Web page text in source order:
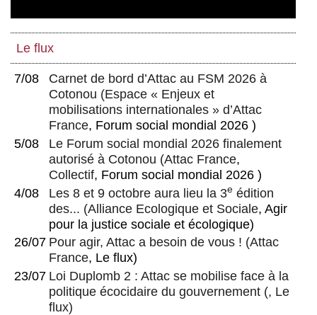
Le flux
7/08
Carnet de bord d’Attac au FSM 2026 à
Cotonou (Espace « Enjeux et
mobilisations internationales » d’Attac
France, Forum social mondial 2026 )
5/08
Le Forum social mondial 2026 finalement
autorisé à Cotonou (Attac France,
Collectif, Forum social mondial 2026 )
4/08
Les 8 et 9 octobre aura lieu la 3e édition
des... (Alliance Ecologique et Sociale, Agir
pour la justice sociale et écologique)
26/07 Pour agir, Attac a besoin de vous ! (Attac
France, Le flux)
23/07 Loi Duplomb 2 : Attac se mobilise face à la
politique écocidaire du gouvernement (, Le
flux)